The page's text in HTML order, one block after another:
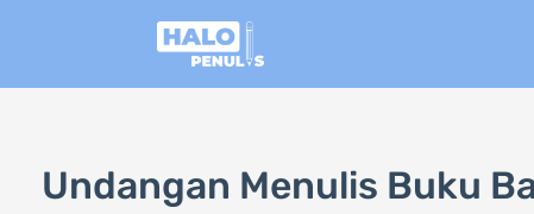
konten
Undangan Menulis Buku